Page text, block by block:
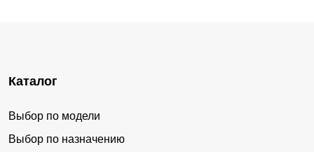
Каталог
Выбор по модели
Выбор по назначению